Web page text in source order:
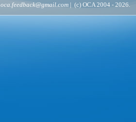
oca.feedback@gmail.com | (c) OCA 2004 - 2026.